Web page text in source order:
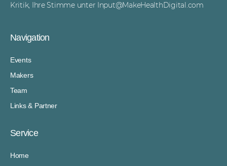
Kritik, Ihre Stimme unter Input@MakeHealthDigital.com
Navigation
Events
Makers
Team
Links & Partner
Service
Home